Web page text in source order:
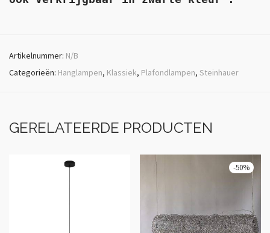
Artikelnummer: N/B
Categorieën: Hanglampen, Klassiek, Plafondlampen, Steinhauer
GERELATEERDE PRODUCTEN
-50%